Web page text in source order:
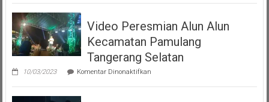
Tangsel
Moyo
Maena
Misa
Inkulturasi
IKKSU
Pamulang
Video Peresmian Alun Alun
Kecamatan Pamulang
Tangerang Selatan
10/03/2023 Komentar Dinonaktifkanpada
Peresmian